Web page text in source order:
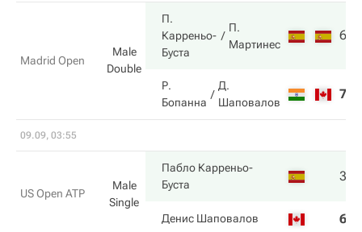
Madrid Open
Male
Double
П.
Карреньо-
Буста
П.
Мартинес
6
Р.
Бопанна
Д.
Шаповалов
7
09.09, 03:55
US Open ATP
Male
Single
Пабло Карреньо-
Буста
3
Денис Шаповалов 6